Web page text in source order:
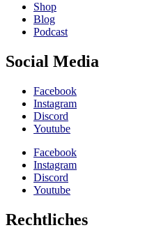
Shop
Blog
Podcast
Social Media
Facebook
Instagram
Discord
Youtube
Facebook
Instagram
Discord
Youtube
Rechtliches